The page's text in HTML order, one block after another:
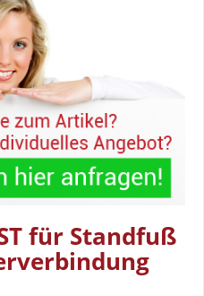
ST für Standfuß